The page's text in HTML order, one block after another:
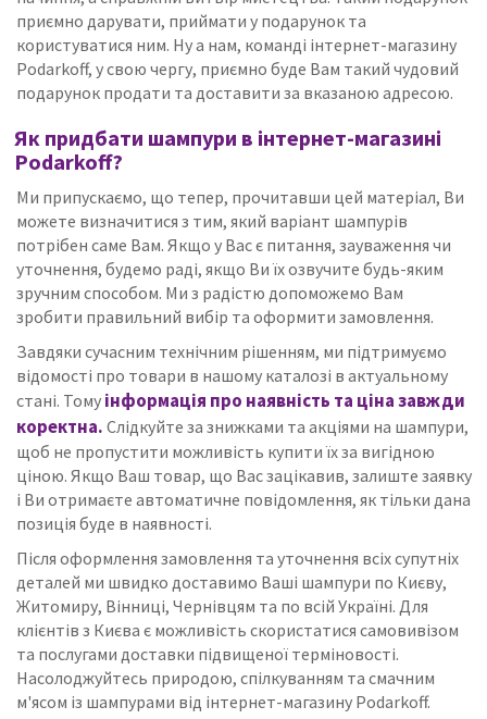
приємно дарувати, приймати у подарунок та
користуватися ним. Ну а нам, команді інтернет-магазину
Podarkoff, у свою чергу, приємно буде Вам такий чудовий
подарунок продати та доставити за вказаною адресою.
Як придбати шампури в інтернет-магазині
Podarkoff?
Ми припускаємо, що тепер, прочитавши цей матеріал, Ви
можете визначитися з тим, який варіант шампурів
потрібен саме Вам.Якщо у Вас є питання, зауваження чи
уточнення, будемо раді, якщо Ви їх озвучите будь-яким
зручним способом. Ми з радістю допоможемо Вам
зробити правильний вибір та оформити замовлення.
Завдяки сучасним технічним рішенням, ми підтримуємо
відомості про товари в нашому каталозі в актуальному
стані. Тому інформація про наявність та ціна завжди
коректна.Слідкуйте за знижками та акціями на шампури,
щоб не пропустити можливість купити їх за вигідною
ціною.Якщо Ваш товар, що Вас зацікавив, залиште заявку
і Ви отримаєте автоматичне повідомлення, як тільки дана
позиція буде в наявності.
Після оформлення замовлення та уточнення всіх супутніх
деталей ми швидко доставимо Ваші шампури по Києву,
Житомиру, Вінниці, Чернівцям та по всій Україні.Для
клієнтів з Києва є можливість скористатися самовивізом
та послугами доставки підвищеної терміновості.
Насолоджуйтесь природою, спілкуванням та смачним
м'ясом із шампурами від інтернет-магазину Podarkoff.